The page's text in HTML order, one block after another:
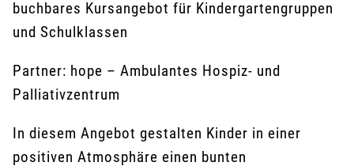
buchbares Kursangebot für Kindergartengruppen
und Schulklassen
Partner: hope – Ambulantes Hospiz- und
Palliativzentrum
In diesem Angebot gestalten Kinder in einer
positiven Atmosphäre einen bunten